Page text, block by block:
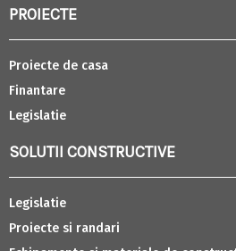
PROIECTE
Proiecte de casa
Finantare
Legislatie
SOLUTII CONSTRUCTIVE
Legislatie
Proiecte si randari